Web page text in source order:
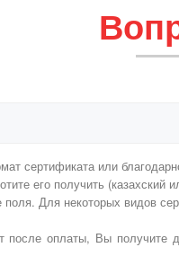
сертификата или
его получить (казахский
Для некоторых видов
после оплаты, Вы получите